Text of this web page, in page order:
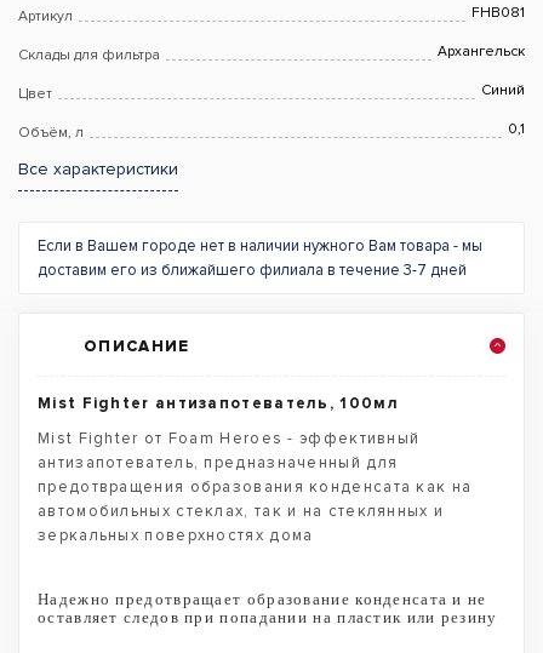
Артикул FHB081
Склады для фильтра Архангельск
Цвет Синий
Объём, л 0,1
Все характеристики
Если в Вашем городе нет в наличии нужного Вам товара - мы
доставим его из ближайшего филиала в течение 3-7 дней
ОПИСАНИЕ
Mist Fighter антизапотеватель, 100мл
Mist Fighter от Foam Heroes - эффективный
антизапотеватель, предназначенный для
предотвращения образования конденсата как на
автомобильных стеклах, так и на стеклянных и
зеркальных поверхностях дома
Надежно предотвращает образование конденсата и не
оставляет следов при попадании на пластик или резину